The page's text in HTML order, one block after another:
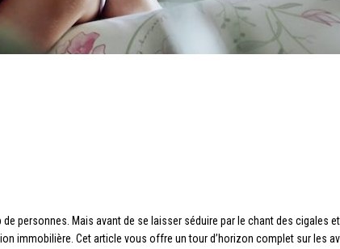
personnes. Mais avant de se laisser séduire par le chant des cigales
immobilière. Cet article vous offre un tour d’horizon complet sur les